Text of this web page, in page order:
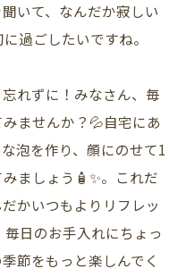
いて、なんだか寂しい
過ごしたいですね。
れずに！みなさん、毎
ませんか？💦自宅にあ
泡を作り、顔にのせて1
ましょう🧴✨。これだ
かいつもよりリフレッ
毎日のお手入れにちょっ
節をもっと楽しんでく